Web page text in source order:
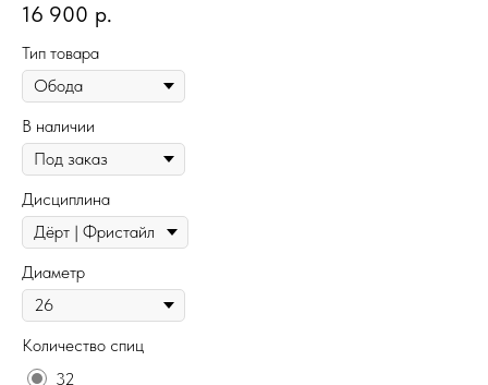
16 900 р.
Тип товара
В наличии
Дисциплина
Диаметр
Количество спиц
32